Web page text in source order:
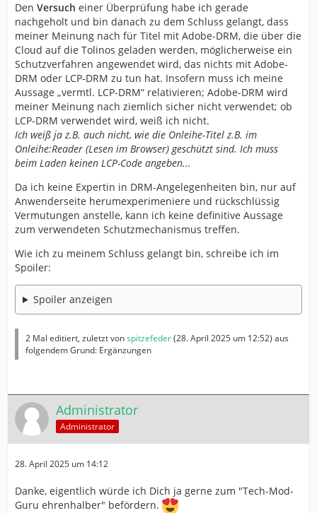
Den Versuch einer Überprüfung habe ich gerade
nachgeholt und bin danach zu dem Schluss gelangt, dass
meiner Meinung nach für Titel mit Adobe-DRM, die über die
Cloud auf die Tolinos geladen werden, möglicherweise ein
Schutzverfahren angewendet wird, das nichts mit Adobe-
DRM oder LCP-DRM zu tun hat. Insofern muss ich meine
Aussage „vermtl. LCP-DRM“ relativieren; Adobe-DRM wird
meiner Meinung nach ziemlich sicher nicht verwendet; ob
LCP-DRM verwendet wird, weiß ich nicht.
Ich weiß ja z.B. auch nicht, wie die Onleihe-Titel z.B. im
Onleihe:Reader (Lesen im Browser) geschützt sind. Ich muss
beim Laden keinen LCP-Code angeben...
Da ich keine Expertin in DRM-Angelegenheiten bin, nur auf
Anwenderseite herumexperimeniere und rückschlüssig
Vermutungen anstelle, kann ich keine definitive Aussage
zum verwendeten Schutzmechanismus treffen.
Wie ich zu meinem Schluss gelangt bin, schreibe ich im
Spoiler:
Spoiler anzeigen
2 Mal editiert, zuletzt vonspitzefeder(28. April 2025 um 12:52) aus
folgendem Grund: Ergänzungen
Administrator
Administrator
28. April 2025 um 14:12
Danke, eigentlich würde ich Dich ja gerne zum "Tech-Mod-
Guru ehrenhalber" befördern.